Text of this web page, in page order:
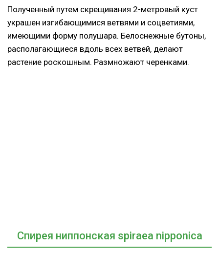
Полученный путем скрещивания 2-метровый куст
украшен изгибающимися ветвями и соцветиями,
имеющими форму полушара. Белоснежные бутоны,
располагающиеся вдоль всех ветвей, делают
растение роскошным. Размножают черенками.
Cпирея ниппонская spiraea nipponica